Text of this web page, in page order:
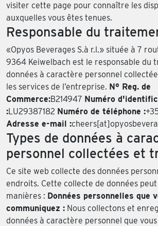
visiter cette page pour connaître les
auxquelles vous êtes tenues.
Responsable du
«Opyos Beverages S.à r.l.» située à 7
9364 Keiwelbach est le responsable du
données à caractère personnel
les services de l’entreprise. N° Reg. de
Commerce:B214947 Numéro
:LU29387182 Numéro de téléphone :
Adresse e-mail :
Types de données à
personnel collectées et
Ce site web collecte des données
endroits. Cette collecte de données
manières : Données personnelles que
communiquez : Nous collectons et
données à caractère personnel que